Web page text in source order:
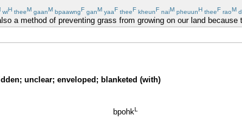
wiH theeM gaanM bpaawngF ganM yaaF theeF kheunF naiM pheuunH theeF raoM
a method of preventing grass from growing on our land
unclear; enveloped; blanketed (with)
bpohkL